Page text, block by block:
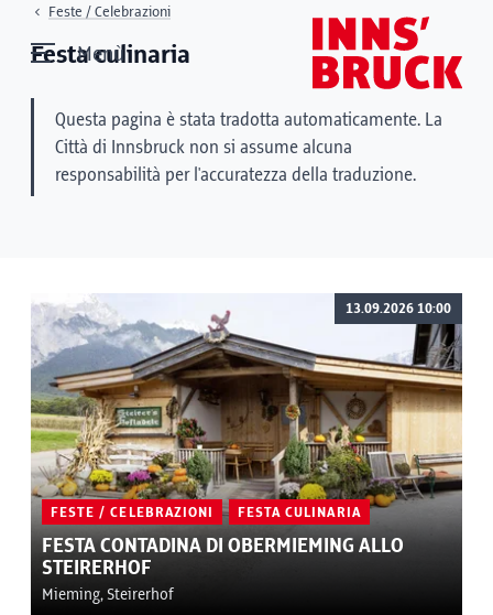
Menù
Feste / Celebrazioni
Festa culinaria
Questa pagina è stata tradotta automaticamente. La
Città di Innsbruck non si assume alcuna
responsabilità per l'accuratezza della traduzione.
FESTE / CELEBRAZIONI FESTA CULINARIA
FESTA CONTADINA DI OBERMIEMING ALLO
STEIRERHOF
Mieming, Steirerhof
13.09.2026 10:00